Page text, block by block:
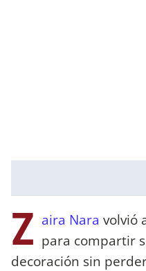
Z aira Nara volvió
para compartir
decoración sin